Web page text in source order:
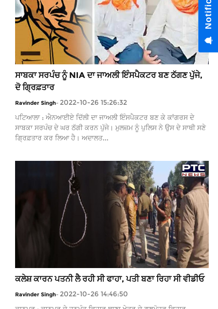
ਸਾਬਕਾ ਸਰਪੰਚ ਨੂੰ NIA ਦਾ ਜਾਅਲੀ ਇੰਸਪੈਕਟਰ ਬਣ ਠੱਗਣ ਪੁੱਜੇ,
ਦੋ ਗ੍ਰਿਫ਼ਤਾਰ
Ravinder Singh- 2022-10-26 15:26:32
ਪਟਿਆਲਾ : ਐਨਆਈਏ ਦਿੱਲੀ ਦਾ ਜਾਅਲੀ ਇੰਸਪੈਕਟਰ ਬਣ ਕੇ ਕਾਂਗਰਸ ਦੇ
ਸਾਬਕਾ ਸਰਪੰਚ ਦੇ ਘਰ ਠੱਗੀ ਕਰਨ ਪੁੱਜੇ। ਮੁਲਜ਼ਮ ਨੂੰ ਪੁਲਿਸ ਨੇ ਉਸ ਦੇ ਸਾਥੀ ਸਣੇ
ਗ੍ਰਿਫ਼ਤਾਰ ਕਰ ਲਿਆ ਹੈ। ਅਦਾਲਤ...
ਕਲੇਸ਼ ਕਾਰਨ ਪਤਨੀ ਲੈ ਰਹੀ ਸੀ ਫਾਹਾ, ਪਤੀ ਬਣਾ ਰਿਹਾ ਸੀ ਵੀਡੀਓ
Ravinder Singh- 2022-10-26 14:46:50